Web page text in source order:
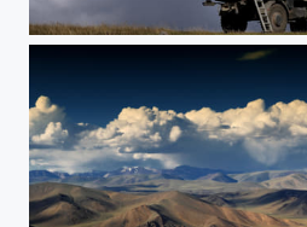
Kaukasus - Georgien